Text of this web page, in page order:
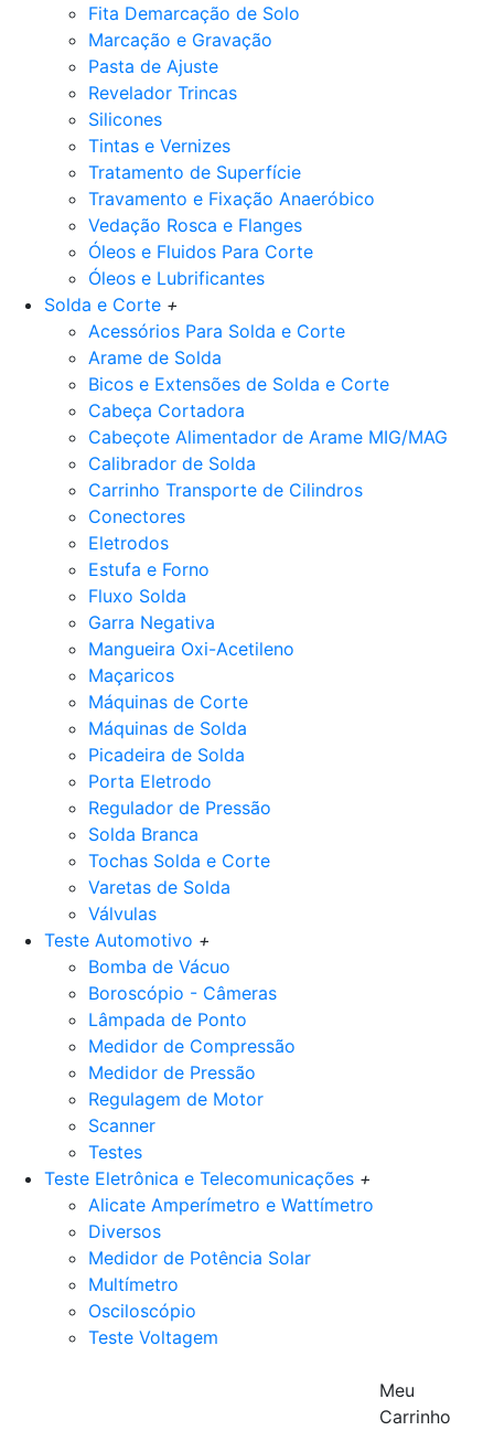
Fita Demarcação de Solo
Marcação e Gravação
Pasta de Ajuste
Revelador Trincas
Silicones
Tintas e Vernizes
Tratamento de Superfície
Travamento e Fixação Anaeróbico
Vedação Rosca e Flanges
Óleos e Fluidos Para Corte
Óleos e Lubrificantes
Solda e Corte +
Acessórios Para Solda e Corte
Arame de Solda
Bicos e Extensões de Solda e Corte
Cabeça Cortadora
Cabeçote Alimentador de Arame MIG/MAG
Calibrador de Solda
Carrinho Transporte de Cilindros
Conectores
Eletrodos
Estufa e Forno
Fluxo Solda
Garra Negativa
Mangueira Oxi-Acetileno
Maçaricos
Máquinas de Corte
Máquinas de Solda
Picadeira de Solda
Porta Eletrodo
Regulador de Pressão
Solda Branca
Tochas Solda e Corte
Varetas de Solda
Válvulas
Teste Automotivo +
Bomba de Vácuo
Boroscópio - Câmeras
Lâmpada de Ponto
Medidor de Compressão
Medidor de Pressão
Regulagem de Motor
Scanner
Testes
Teste Eletrônica e Telecomunicações +
Alicate Amperímetro e Wattímetro
Diversos
Medidor de Potência Solar
Multímetro
Osciloscópio
Teste Voltagem
Meu
Carrinho